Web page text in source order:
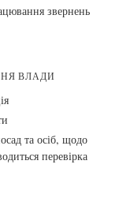
звернень
ВЛАДИ
та осіб, щодо
перевірка